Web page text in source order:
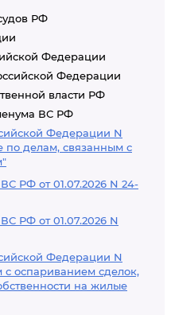
РФ
Федерации
Федерации
власти РФ
ВС РФ
Федерации N
по делам, связанным с
РФ от 01.07.2026 N 24-
РФ от 01.07.2026 N
Федерации N
с оспариванием сделок,
на жилые